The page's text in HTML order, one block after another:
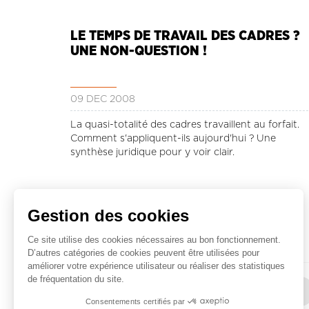
LE TEMPS DE TRAVAIL DES CADRES ?
UNE NON-QUESTION !
09 DÉC 2008
La quasi-totalité des cadres travaillent au forfait.
Comment s'appliquent-ils aujourd'hui ? Une
synthèse juridique pour y voir clair.
Lire la suite ...
Pagination
page
Gestion des cookies
Ce site utilise des cookies nécessaires au bon fonctionnement.
D’autres catégories de cookies peuvent être utilisées pour
améliorer votre expérience utilisateur ou réaliser des statistiques
de fréquentation du site.
Consentements certifiés par